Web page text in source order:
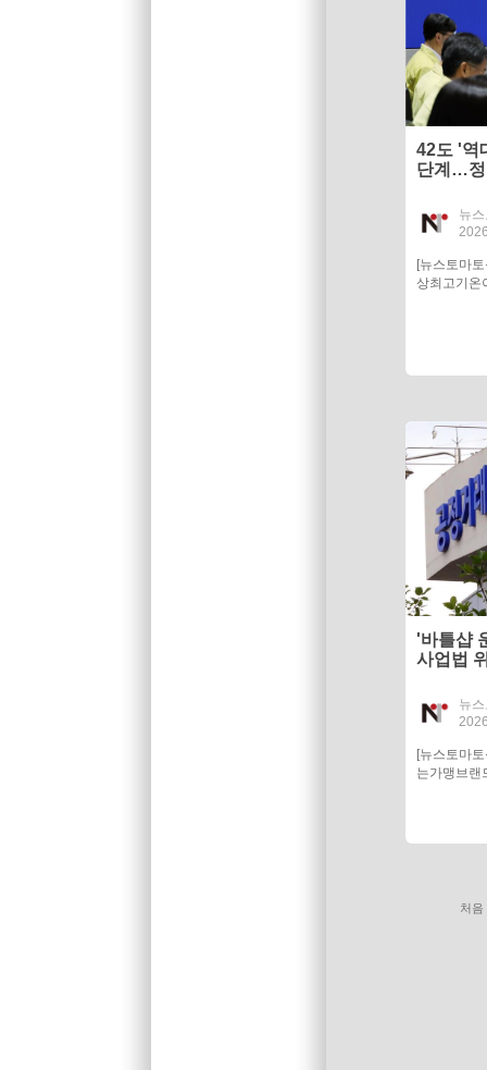
42도 '역
단계…정
뉴
[뉴스토마
상최고기온
'바틀샵
사업법
뉴
[뉴스토마
는가맹브랜
처음